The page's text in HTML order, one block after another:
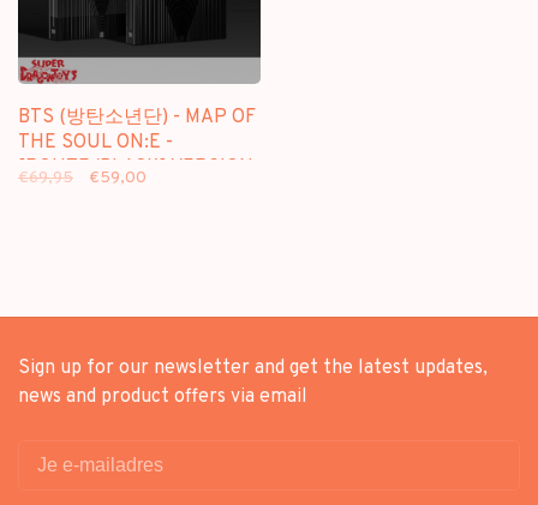
BTS (방탄소년단) - MAP OF
THE SOUL ON:E -
[ROUTE/BLACK] VERSION
€69,95 €59,00
Sign up for our newsletter and get the latest updates,
news and product offers via email